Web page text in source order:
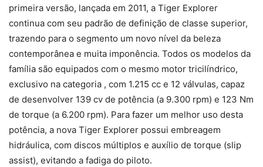
primeira versão, lançada em 2011, a Tiger Explorer
continua com seu padrão de definição de classe superior,
trazendo para o segmento um novo nível da beleza
contemporânea e muita imponência. Todos os modelos da
família são equipados com o mesmo motor tricilíndrico,
exclusivo na categoria , com 1.215 cc e 12 válvulas, capaz
de desenvolver 139 cv de potência (a 9.300 rpm) e 123 Nm
de torque (a 6.200 rpm). Para fazer um melhor uso desta
potência, a nova Tiger Explorer possui embreagem
hidráulica, com discos múltiplos e auxílio de torque (slip
assist), evitando a fadiga do piloto.